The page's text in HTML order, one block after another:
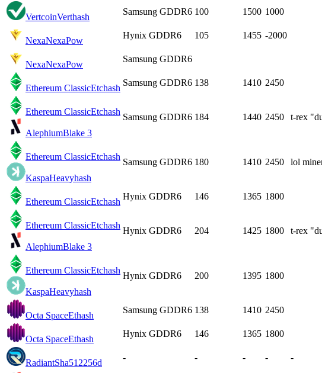
VertcoinVerthash
Samsung GDDR6 100 1500 1000
NexaNexaPow
Hynix GDDR6 105 1455 -2000
NexaNexaPow
Samsung GDDR6
Ethereum ClassicEtchash
Samsung GDDR6 138 1410 2450
Ethereum ClassicEtchash
AlephiumBlake 3
Samsung GDDR6 184 1440 2450 t-rex
Ethereum ClassicEtchash
KaspaHeavyhash
Samsung GDDR6 180 1410 2450 lol
Ethereum ClassicEtchash
Hynix GDDR6 146 1365 1800
Ethereum ClassicEtchash
AlephiumBlake 3
Hynix GDDR6 204 1425 1800 t-rex
Ethereum ClassicEtchash
KaspaHeavyhash
Hynix GDDR6 200 1395 1800
Octa SpaceEthash
Samsung GDDR6 138 1410 2450
Octa SpaceEthash
Hynix GDDR6 146 1365 1800
RadiantSha512256d
- - - - -